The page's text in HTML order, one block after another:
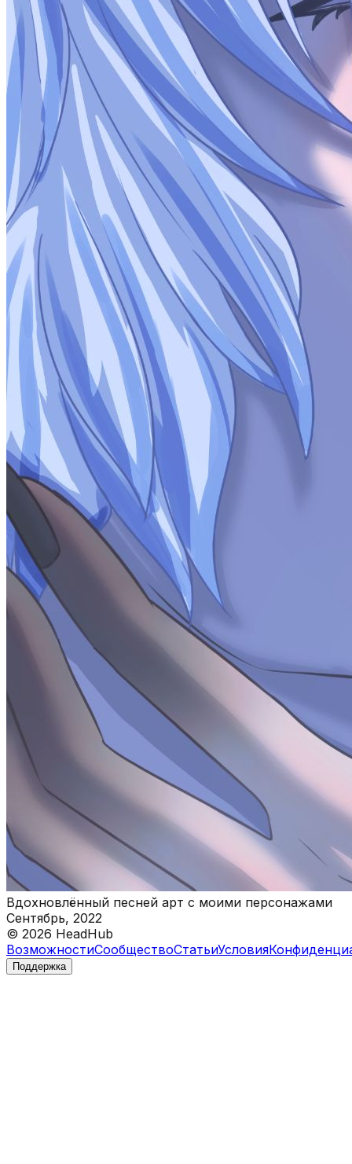
Вдохновлённый песней арт с моими персонажами
Сентябрь, 2022
© 2026 HeadHub
ВозможностиСообществоСтатьиУсловия
Поддержка